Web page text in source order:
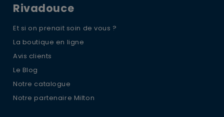
Rivadouce
Et si on prenait soin de vous ?
La boutique en ligne
Avis clients
Le Blog
Notre catalogue
Notre partenaire Milton